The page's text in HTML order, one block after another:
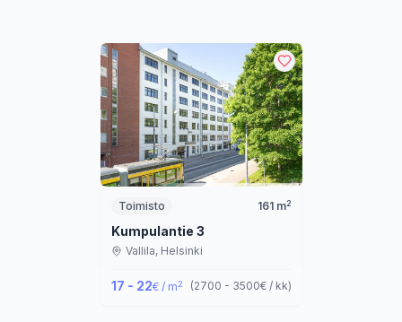
Toimisto 161m2
Kumpulantie 3
Vallila, Helsinki
17 - 22€ / m2 (2700 - 3500€ / kk)